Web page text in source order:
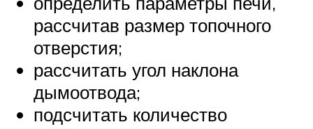
рассчитав размер топочного
отверстия;
рассчитать угол наклона
дымоотвода;
подсчитать количество